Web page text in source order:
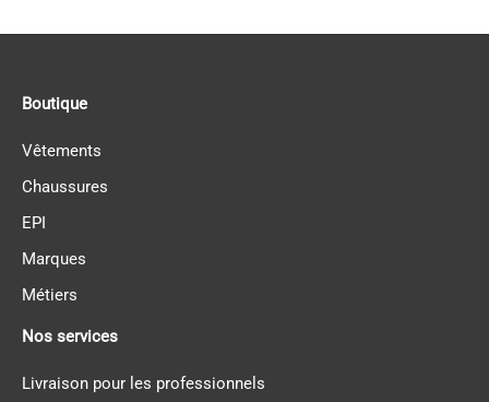
Nos services
Livraison pour les professionnels
Boutique
Vêtements
Chaussures
EPI
Marques
Métiers